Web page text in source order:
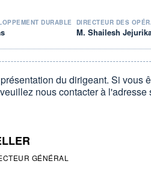
DURABLE DIRECTEUR DES
M. Shailesh
du dirigeant. Si vous
nous contacter à l'adresse
GÉNÉRAL